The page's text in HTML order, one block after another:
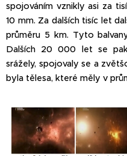
spojováním vznikly asi za
10 mm. Za dalších tisíc let
průměru 5 km. Tyto
Dalších 20 000 let se
srážely, spojovaly se a
byla tělesa, které měly v